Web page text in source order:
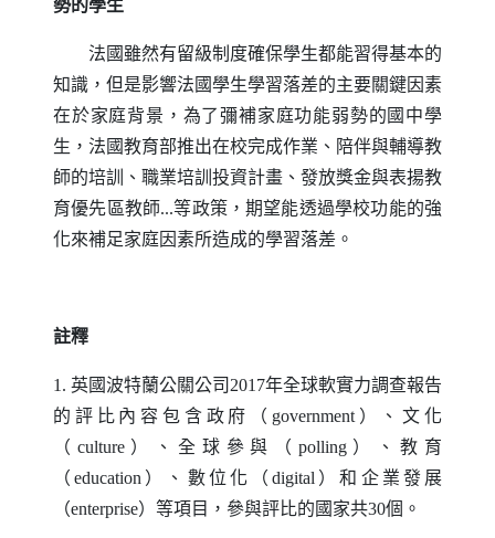
勢的學生
法國雖然有留級制度確保學生都能習得基本的
知識，但是影響法國學生學習落差的主要關鍵因素
在於家庭背景，為了彌補家庭功能弱勢的國中學
生，法國教育部推出在校完成作業、陪伴與輔導教
師的培訓、職業培訓投資計畫、發放獎金與表揚教
育優先區教師...等政策，期望能透過學校功能的強
化來補足家庭因素所造成的學習落差。
註釋
1. 英國波特蘭公關公司2017年全球軟實力調查報告
的評比內容包含政府（ government）、文化
（ culture）、全球參與（ polling）、教育
（education ）、數位化（digital ）和企業發展
（enterprise）等項目，參與評比的國家共30個。